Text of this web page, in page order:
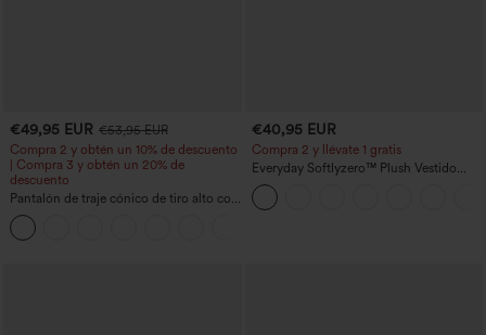
€49,95 EUR €53,95 EUR
Compra 2 y obtén un 10% de descuento
| Compra 3 y obtén un 20% de
descuento
Pantalón de traje cónico de tiro alto con
bolsillos
€40,95 EUR
Compra 2 y llévate 1 gratis
Everyday Softlyzero™ Plush Vestido
deportivo sin espalda 2 en 1
acampanado -Wannabe -Easy Peezy